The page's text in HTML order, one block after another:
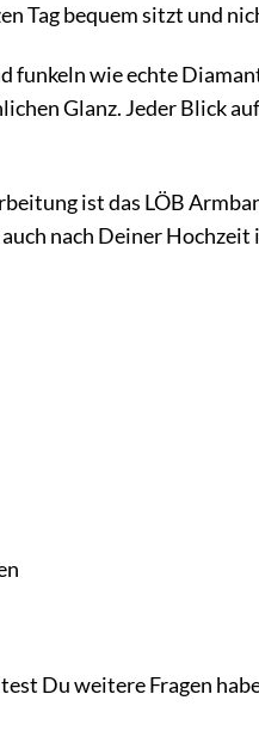
Tag bequem sitzt und
wie echte
Glanz. Jeder Blick
ist das LÖB
nach Deiner
Du weitere Fragen